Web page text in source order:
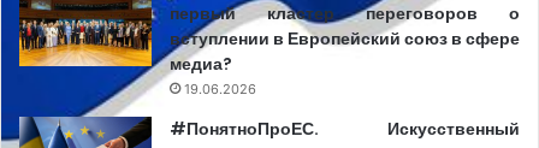
первый кластер переговоров о
вступлении в Европейский союз в сфере
медиа?
19.06.2026
#ПонятноПроЕС. Искусственный